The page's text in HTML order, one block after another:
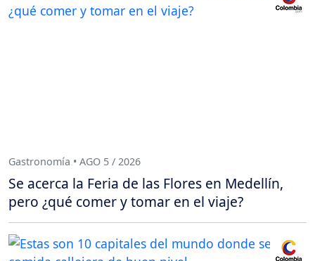
Gastronomía • AGO 5 / 2026
Se acerca la Feria de las Flores en Medellín,
pero ¿qué comer y tomar en el viaje?